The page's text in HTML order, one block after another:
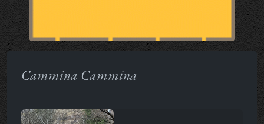
Cammina Cammina